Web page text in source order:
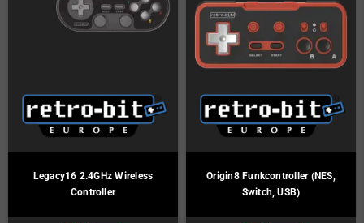
Legacy16 2.4GHz Wireless
Controller
Origin8 Funkcontroller (NES,
Switch, USB)